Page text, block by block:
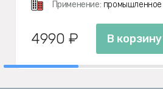
Применение: промышленное
4990 ₽ В корзину